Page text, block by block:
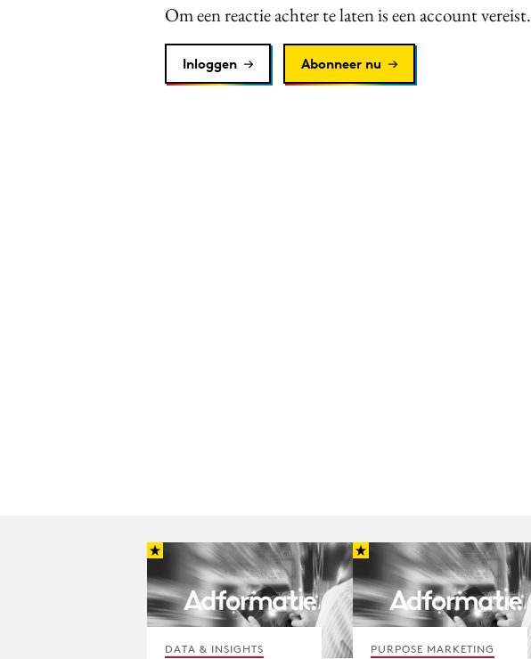
Om een reactie achter te laten is een account vereist.
Inloggen Abonneer nu
DATA & INSIGHTS PURPOSE MARKETING